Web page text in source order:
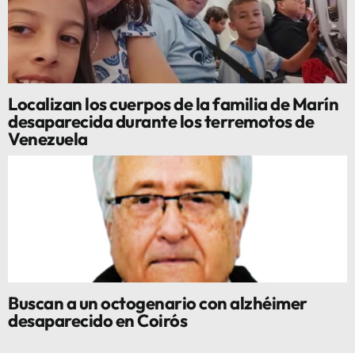
Localizan los cuerpos de la familia de Marín
desaparecida durante los terremotos de
Venezuela
Buscan a un octogenario con alzhéimer
desaparecido en Coirós